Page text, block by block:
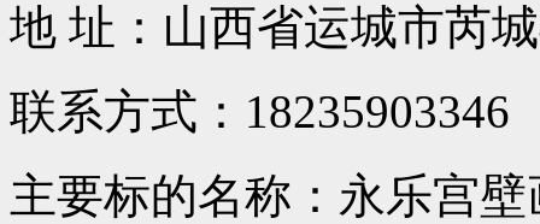
地 址：山西省运城市芮
联系方式：18235903346
主要标的名称：永乐宫